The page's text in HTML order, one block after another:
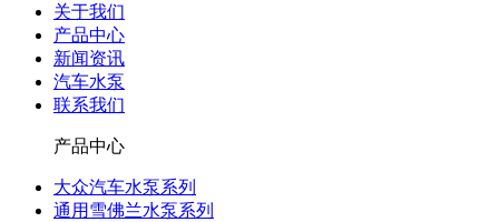
关于我们
产品中心
新闻资讯
汽车水泵
联系我们
产品中心
大众汽车水泵系列
通用雪佛兰水泵系列